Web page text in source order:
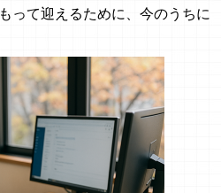
って迎えるために、今のうちに